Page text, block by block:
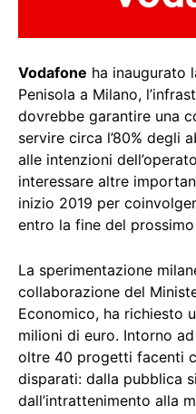
Vodafone ha inaugurato
Penisola a Milano,
dovrebbe garantire una
servire circa l’80% degli
alle intenzioni
interessare altre
inizio 2019 per
entro la fine del prossimo
La sperimentazione
collaborazione del
Economico, ha richiesto
milioni di euro. Intorno
oltre 40 progetti facenti
disparati: dalla pubblica
dall’intrattenimento alla